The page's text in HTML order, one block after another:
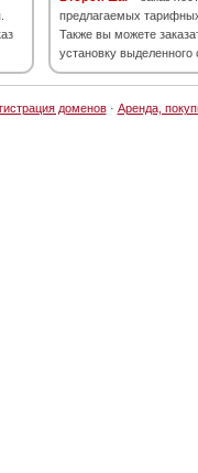
предлагаемых
Также вы можете
установку выделенного
доменов· Аренда,